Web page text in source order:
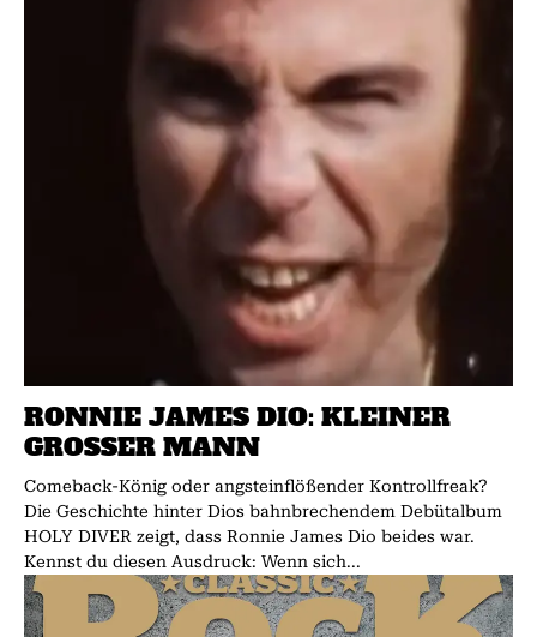
RONNIE JAMES DIO: KLEINER
GROSSER MANN
Comeback-König oder angsteinflößender Kontrollfreak?
Die Geschichte hinter Dios bahnbrechendem Debütalbum
HOLY DIVER zeigt, dass Ronnie James Dio beides war.
Kennst du diesen Ausdruck: Wenn sich...